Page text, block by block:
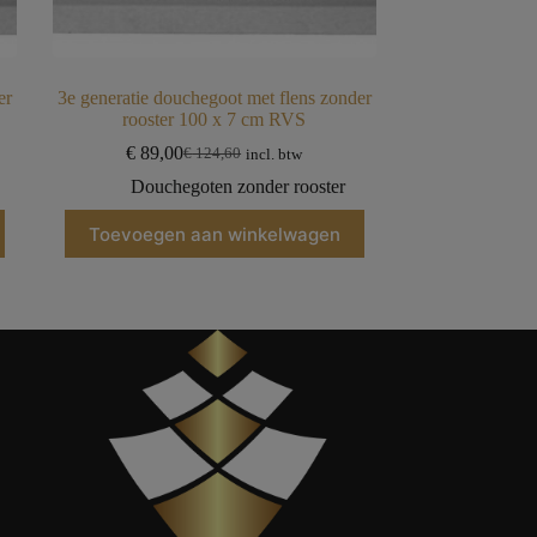
3e generatie douchegoot met flens zonder
rooster 100 x 7 cm RVS
€124,60
€ 89,00 incl. btw
Douchegoten zonder rooster
Toevoegen aan winkelwagen